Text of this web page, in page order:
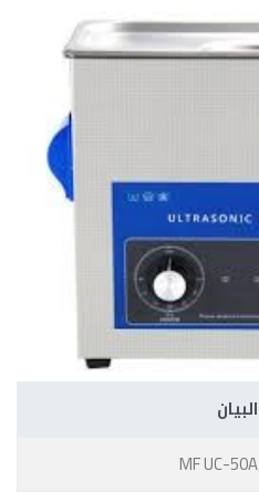
البيان
MF UC-50A